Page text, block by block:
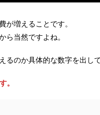
が増えることです。
ら当然ですよね。
るのか具体的な数字を出し
。